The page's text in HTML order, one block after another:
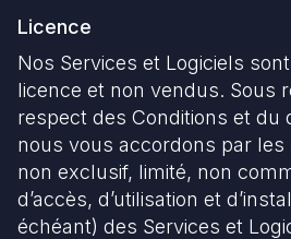
Licence
Nos Services et Logiciels
licence et non vendus. Sous
respect des Conditions et du
nous vous accordons par
non exclusif, limité, non
d’accès, d’utilisation et
échéant) des Services et